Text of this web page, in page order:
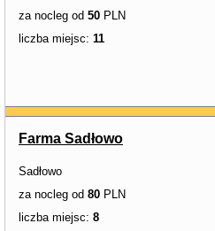
za nocleg od 50 PLN
liczba miejsc: 11
Farma Sadłowo
Sadłowo
za nocleg od 80 PLN
liczba miejsc: 8